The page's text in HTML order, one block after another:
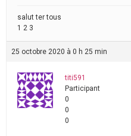
salut ter tous
1 2 3
25 octobre 2020 à 0 h 25 min
titi591
Participant
0
0
0